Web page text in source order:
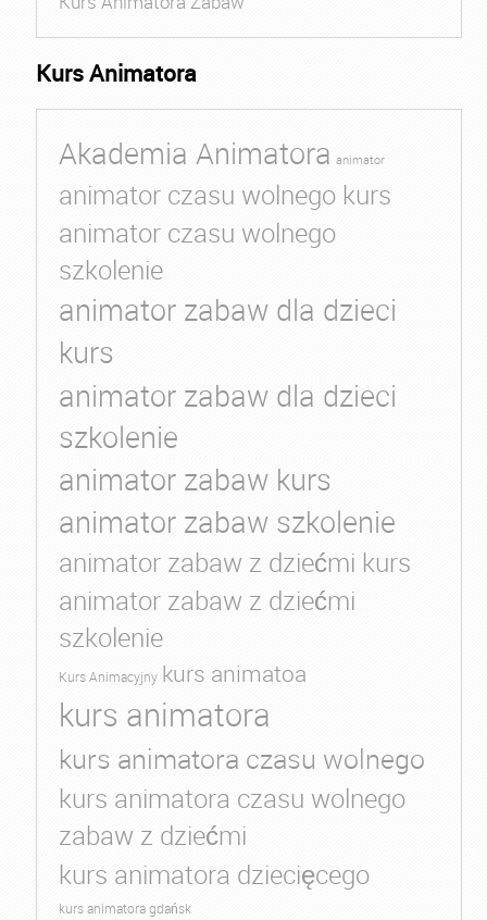
Kurs Animatora
Akademia Animatora animator
animator czasu wolnego kurs
animator czasu wolnego
szkolenie
animator zabaw dla dzieci
kurs
animator zabaw dla dzieci
szkolenie
animator zabaw kurs
animator zabaw szkolenie
animator zabaw z dziećmi kurs
animator zabaw z dziećmi
szkolenie
Kurs Animacyjny kurs animatoa
kurs animatora
kurs animatora czasu wolnego
kurs animatora czasu wolnego
zabaw z dziećmi
kurs animatora dziecięcego
kurs animatora gdańsk